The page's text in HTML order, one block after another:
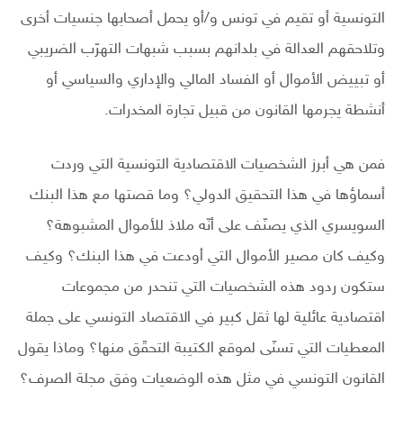
التونسية أو تقيم في تونس و/أو يحمل أصحابها جنسيات أخرى
وتلاحقهم العدالة في بلدانهم بسبب شبهات التهرّب الضريبي
أو تبييض الأموال أو الفساد المالي والإداري والسياسي أو
أنشطة يجرمها القانون من قبيل تجارة المخدرات.
فمن هي أبرز الشخصيات الاقتصادية التونسية التي وردت
أسماؤها في هذا التحقيق الدولي؟ وما قصتها مع هذا البنك
السويسري الذي يصنّف على أنّه ملاذ للأموال المشبوهة؟
وكيف كان مصير الأموال التي أودعت في هذا البنك؟ وكيف
ستكون ردود هذه الشخصيات التي تنحدر من مجموعات
اقتصادية عائلية لها ثقل كبير في الاقتصاد التونسي على جملة
المعطيات التي تسنّى لموقع الكتيبة التحقّق منها؟ وماذا يقول
القانون التونسي في مثل هذه الوضعيات وفق مجلة الصرف؟